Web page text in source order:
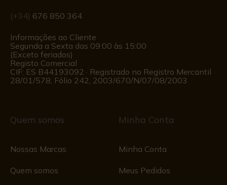
(+34) 676 850 364
Informações ao Cliente
Segunda a Sexta das 09:00 às 15:00
(Exceto feriados)
Registo Comercial
CIF: ES B44193092 · Registrado no Registro Mercantil
28/01/578, Fólio 242, 2003/670/N/07/08/2003
Quem somos
Nossas Marcas
Quem somos
Minha Conta
Minha Conta
Meus Pedidos